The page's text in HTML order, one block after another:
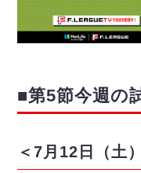
アリーナ情報
チケット情報
デウソン神戸
ポルセイド浜田
ミラクルスマイ
エスポラーダ北
フウガドールすみ
しながわシティ
ペスカドーラ町田
湘南ベルマーレ
■第5節今週の
＜7月12日（土